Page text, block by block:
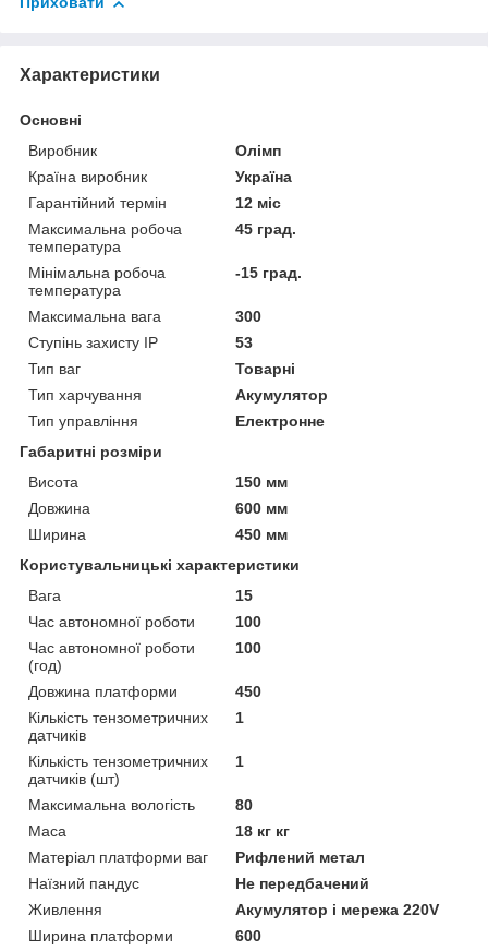
Характеристики
Основні
Виробник
Олімп
Країна виробник
Україна
Гарантійний термін
12 міс
Максимальна робоча
температура
45 град.
Мінімальна робоча
температура
-15 град.
Максимальна вага
300
Ступінь захисту IP
53
Тип ваг
Товарні
Тип харчування
Акумулятор
Тип управління
Електронне
Габаритні розміри
Висота
150 мм
Довжина
600 мм
Ширина
450 мм
Користувальницькі характеристики
Вага
15
Час автономної роботи
100
Час автономної роботи
(год)
100
Довжина платформи
450
Кількість тензометричних
датчиків
1
Кількість тензометричних
датчиків (шт)
1
Максимальна вологість
80
Маса
18 кг кг
Матеріал платформи ваг
Рифлений метал
Наїзний пандус
Не передбачений
Живлення
Акумулятор і мережа 220V
Ширина платформи
600